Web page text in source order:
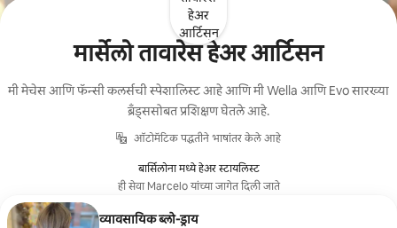
मार्सेलो तावारेस हेअर आर्टिसन
मी मेचेस आणि फॅन्सी कलर्सची स्पेशालिस्ट आहे आणि मी Wella आणि Evo सारख्या
ब्रँड्ससोबत प्रशिक्षण घेतले आहे.
ऑटोमॅटिक पद्धतीने भाषांतर केले आहे
बार्सिलोना मध्ये हेअर स्टायलिस्ट
ही सेवा Marcelo यांच्या जागेत दिली जाते
व्यावसायिक ब्लो-ड्राय